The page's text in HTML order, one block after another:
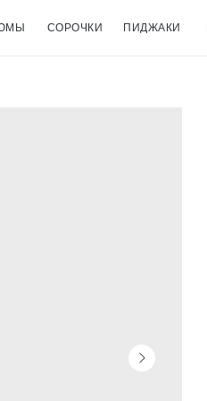
СОРОЧКИ ПИДЖАКИ